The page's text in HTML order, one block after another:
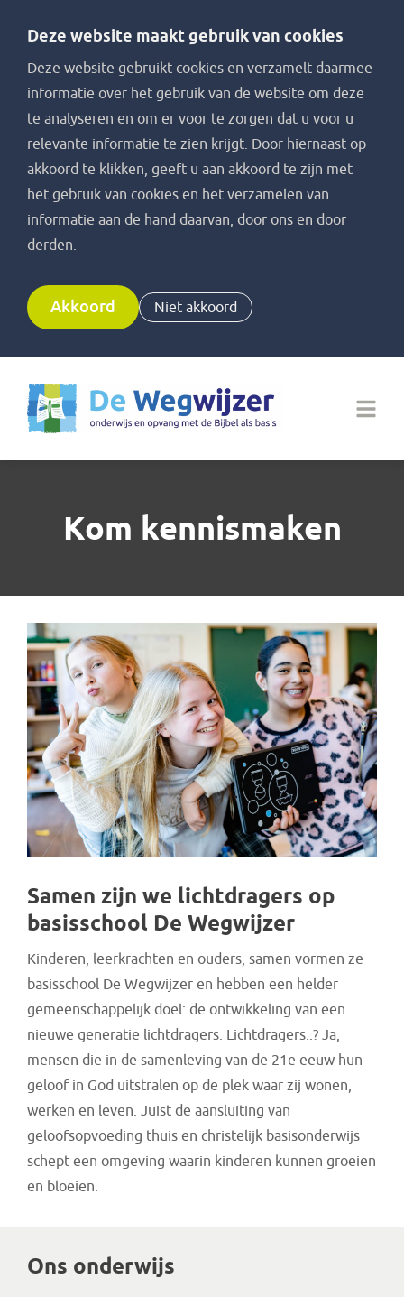
Deze website maakt gebruik van cookies
Deze website gebruikt cookies en verzamelt daarmee
informatie over het gebruik van de website om deze
te analyseren en om er voor te zorgen dat u voor u
relevante informatie te zien krijgt. Door hiernaast op
akkoord te klikken, geeft u aan akkoord te zijn met
het gebruik van cookies en het verzamelen van
informatie aan de hand daarvan, door ons en door
derden.
Akkoord Niet akkoord
Kom kennismaken
Samen zijn we lichtdragers op
basisschool De Wegwijzer
Kinderen, leerkrachten en ouders, samen vormen ze
basisschool De Wegwijzer en hebben een helder
gemeenschappelijk doel: de ontwikkeling van een
nieuwe generatie lichtdragers. Lichtdragers..? Ja,
mensen die in de samenleving van de 21e eeuw hun
geloof in God uitstralen op de plek waar zij wonen,
werken en leven. Juist de aansluiting van
geloofsopvoeding thuis en christelijk basisonderwijs
schept een omgeving waarin kinderen kunnen groeien
en bloeien.
Ons onderwijs